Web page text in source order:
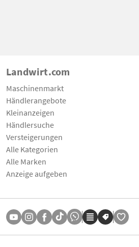
Landwirt.com
Maschinenmarkt
Händlerangebote
Kleinanzeigen
Händlersuche
Versteigerungen
Alle Kategorien
Alle Marken
Anzeige aufgeben